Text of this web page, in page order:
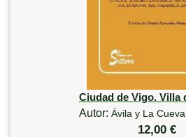
Ciudad de Vigo. Villa
Autor: Ávila y La
12,00 €